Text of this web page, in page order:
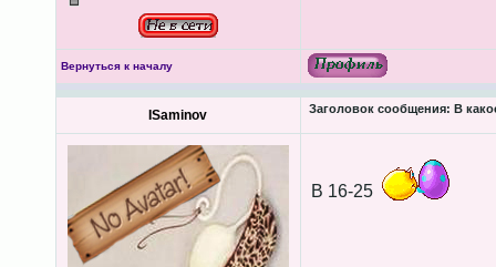
Вернуться к началу
ISaminov Заголовок сообщения: В
В 16-25